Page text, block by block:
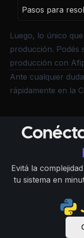
Pasos para
Luego, lo único
producción. Podés
producción con
Ante cualquier
rápidamente en la
Evitá la
tu sistema en